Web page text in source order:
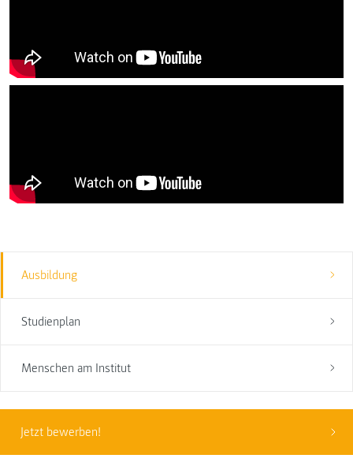
Ausbildung
Studienplan
Menschen am Institut
Jetzt bewerben!